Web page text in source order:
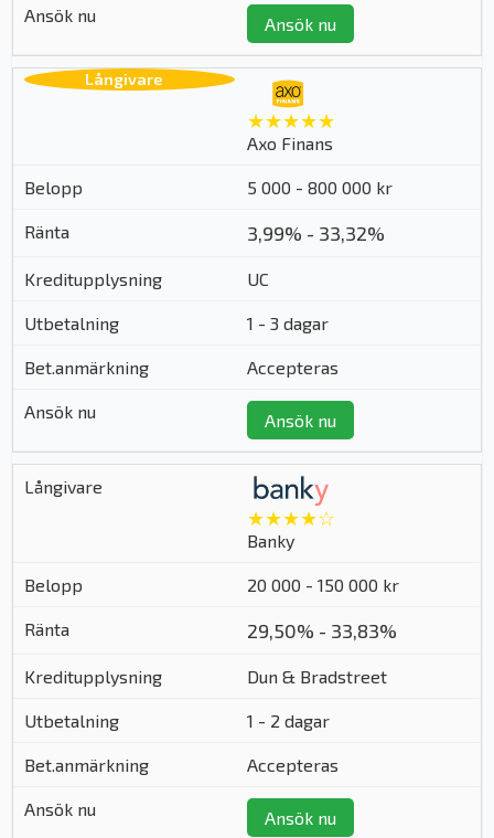
Ansök nu
★★★★★
Axo Finans
5 000 - 800 000 kr
3,99% - 33,32%
UC
1 - 3 dagar
Accepteras
Ansök nu
★★★★☆
Banky
20 000 - 150 000 kr
29,50% - 33,83%
Dun & Bradstreet
1 - 2 dagar
Accepteras
Ansök nu